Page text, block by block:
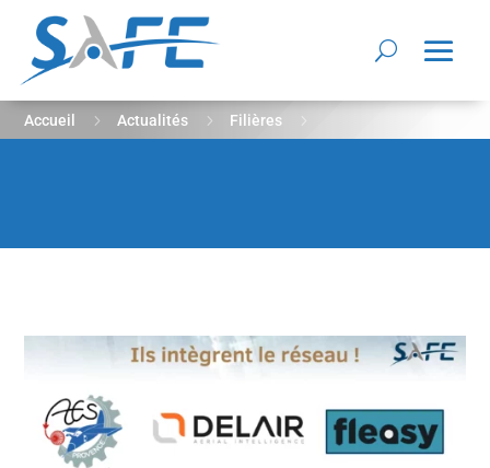
Accueil 5 Actualités 5 Filières